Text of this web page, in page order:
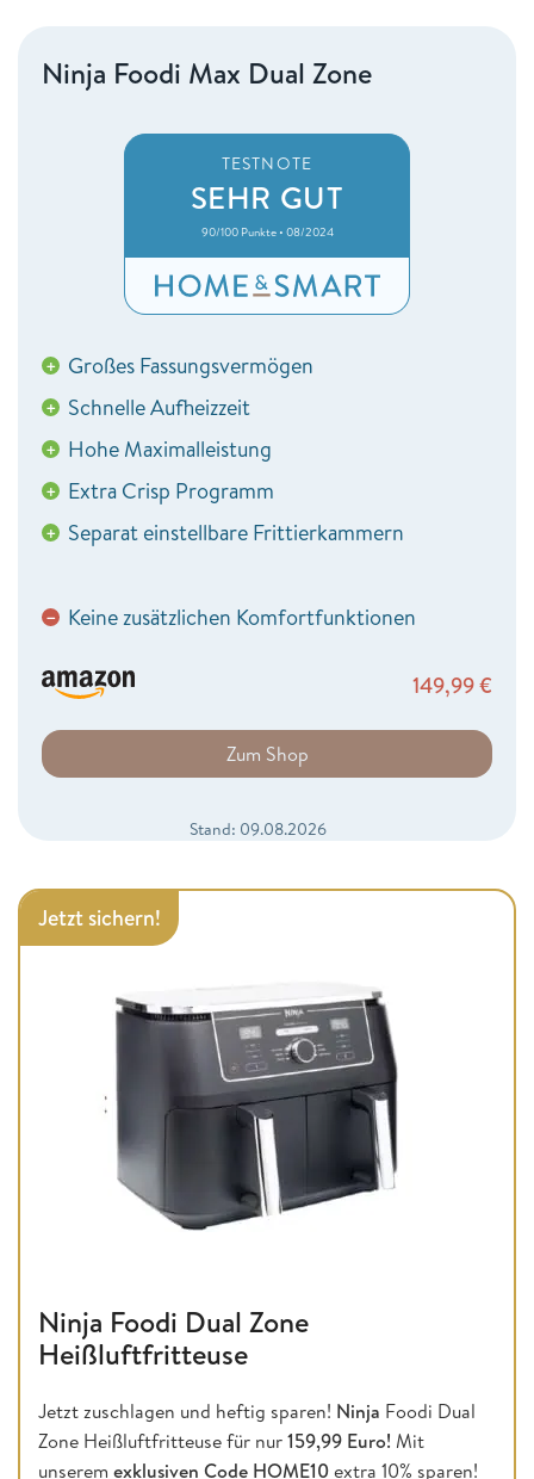
Ninja Foodi Max Dual Zone
TESTNOTE
SEHR GUT
90/100 Punkte • 08/2024
+ Großes Fassungsvermögen
+ Schnelle Aufheizzeit
+ Hohe Maximalleistung
+ Extra Crisp Programm
+ Separat einstellbare Frittierkammern
− Keine zusätzlichen Komfortfunktionen
149,99€
Zum Shop
Stand: 09.08.2026
Jetzt sichern!
Ninja Foodi Dual Zone
Heißluftfritteuse
Jetzt zuschlagen und heftig sparen! Ninja Foodi Dual
Zone Heißluftfritteuse für nur159,99 Euro! Mit
unserem exklusiven Code HOME10extra 10% sparen!